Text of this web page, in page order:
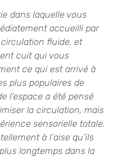
dans laquelle vous
accueilli par
fluide, et
cuit qui vous
ce qui est arrivé à
plus populaires de
l’espace a été pensé
la circulation, mais
sensorielle totale.
à l’aise qu’ils
longtemps dans la